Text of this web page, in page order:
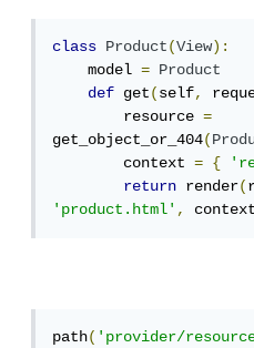
class Product(View):
    model
=
Product
def get(self,
        resource
=
get_object_or_404(
        context
= {
return render(
'product.html',
path('provider/